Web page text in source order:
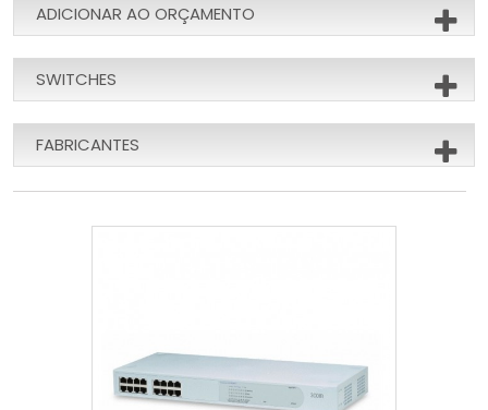
ADICIONAR AO ORÇAMENTO
SWITCHES
FABRICANTES